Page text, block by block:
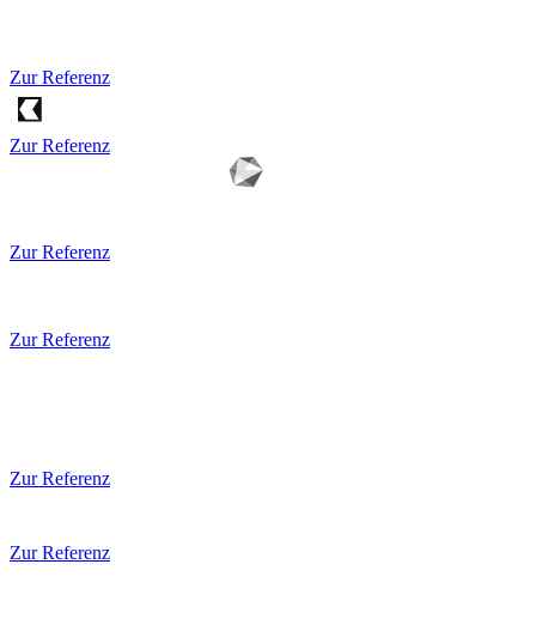
Zur Referenz
Zur Referenz
Zur Referenz
Zur Referenz
Zur Referenz
Zur Referenz